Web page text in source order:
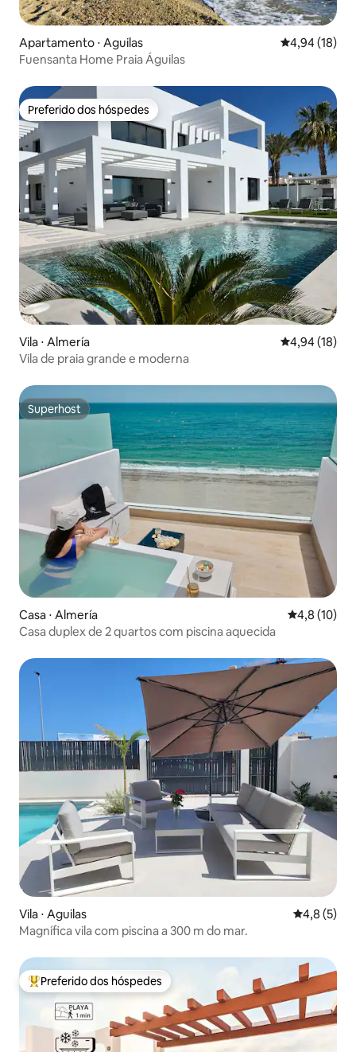
Apartamento ⋅ Aguilas 4,94 de uma
4,94 (18)
Fuensanta Home Praia Águilas
Preferido dos hóspedes
Preferido dos hóspedes
Vila ⋅ Almería 4,94 de uma
4,94 (18)
Vila de praia grande e moderna
Superhost
Superhost
Casa ⋅ Almería 4,8 de uma
4,8 (10)
Casa duplex de 2 quartos com piscina aquecida
Vila ⋅ Aguilas 4,8 de
4,8 (5)
Magnífica vila com piscina a 300 m do mar.
Entre os melhores preferidos dos hóspedes
Preferido dos hóspedes